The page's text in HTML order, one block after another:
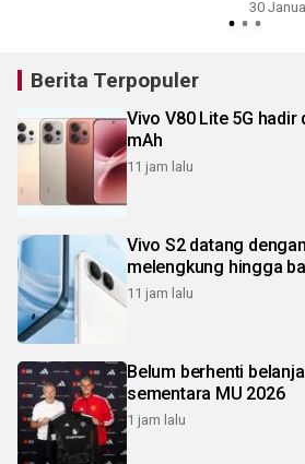
30
Berita Terpopuler
Vivo V80 Lite 5G
mAh
11 jam lalu
Vivo S2 datang
melengkung hingga
11 jam lalu
Belum berhenti
sementara MU 2026
1 jam lalu